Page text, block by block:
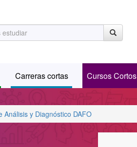
Carreras cortas Cursos Cortos
Análisis y Diagnóstico DAFO